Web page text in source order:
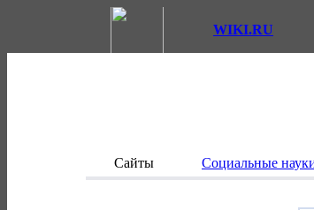
WIKI.RU
Сайты Социальные